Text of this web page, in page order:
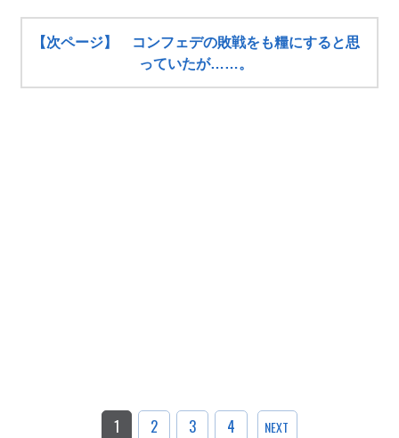
【次ページ】 コンフェデの敗戦をも糧にすると思
っていたが……。
1 2 3 4 NEXT